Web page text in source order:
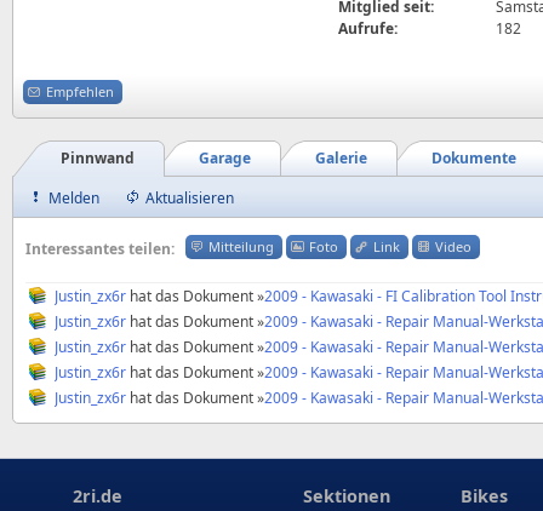
Mitglied seit:
Aufrufe:
182
Empfehlen
Dokumente
Galerie
Garage
Pinnwand
Melden
Aktualisieren
Interessantes teilen: Mitteilung Foto Link Video
Justin_zx6r hat das Dokument »2009 - Kawasaki - FI Calibration Tool Instruction
Justin_zx6r hat das Dokument »2009 - Kawasaki - Repair Manual-
Justin_zx6r hat das Dokument »2009 - Kawasaki - Repair Manual-
Justin_zx6r hat das Dokument »2009 - Kawasaki - Repair Manual-
Justin_zx6r hat das Dokument »2009 - Kawasaki - Repair Manual-
2ri.de Sektionen Bikes